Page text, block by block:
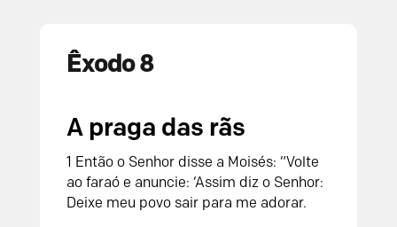
Êxodo 8
A praga das rãs
1 Então o Senhor disse a Moisés: “Volte
ao faraó e anuncie: ‘Assim diz o Senhor:
Deixe meu povo sair para me adorar.